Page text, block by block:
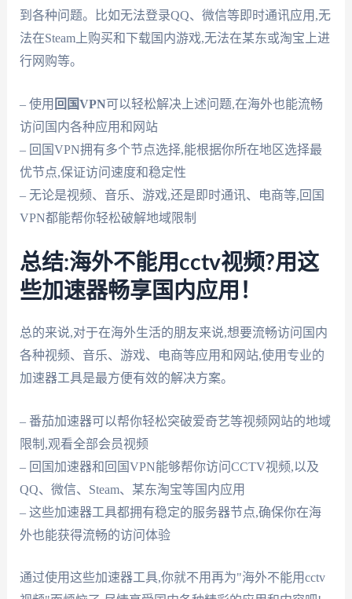
到各种问题。比如无法登录QQ、微信等即时通讯应用,无
法在Steam上购买和下载国内游戏,无法在某东或淘宝上进
行网购等。
– 使用 回国VPN可以轻松解决上述问题,在海外也能流畅
访问国内各种应用和网站
– 回国VPN拥有多个节点选择,能根据你所在地区选择最
优节点,保证访问速度和稳定性
– 无论是视频、音乐、游戏,还是即时通讯、电商等,回国
VPN都能帮你轻松破解地域限制
总结:海外不能用cctv视频?用这
些加速器畅享国内应用！
总的来说,对于在海外生活的朋友来说,想要流畅访问国内
各种视频、音乐、游戏、电商等应用和网站,使用专业的
加速器工具是最方便有效的解决方案。
– 番茄加速器可以帮你轻松突破爱奇艺等视频网站的地域
限制,观看全部会员视频
– 回国加速器和回国VPN能够帮你访问CCTV视频,以及
QQ、微信、Steam、某东淘宝等国内应用
– 这些加速器工具都拥有稳定的服务器节点,确保你在海
外也能获得流畅的访问体验
通过使用这些加速器工具,你就不用再为"海外不能用cctv